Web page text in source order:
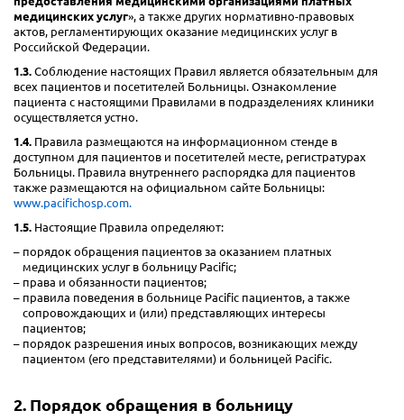
медицинских услуг», а также других нормативно-правовых
актов, регламентирующих оказание медицинских услуг в
Российской Федерации.
1.3. Соблюдение настоящих Правил является обязательным для
всех пациентов и посетителей Больницы. Ознакомление
пациента с настоящими Правилами в подразделениях клиники
осуществляется устно.
1.4. Правила размещаются на информационном стенде в
доступном для пациентов и посетителей месте, регистратурах
Больницы. Правила внутреннего распорядка для пациентов
также размещаются на официальном сайте Больницы:
www.pacifichosp.com.
1.5. Настоящие Правила определяют:
порядок обращения пациентов за оказанием платных
медицинских услуг в больницу Pacific;
права и обязанности пациентов;
правила поведения в больнице Pacific пациентов, а также
сопровождающих и (или) представляющих интересы
пациентов;
порядок разрешения иных вопросов, возникающих между
пациентом (его представителями) и больницей Pacific.
2. Порядок обращения в больницу